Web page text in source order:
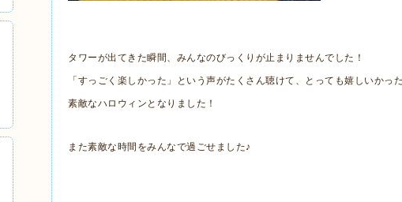
タワーが出てきた瞬間、みんなのびっくりが止まりませんでした！
「すっごく楽しかった」という声がたくさん聴けて、とっても嬉しいかっ
素敵なハロウィンとなりました！
また素敵な時間をみんなで過ごせました♪